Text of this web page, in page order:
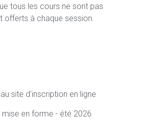
tous les cours ne sont pas
offerts à chaque session.
site d'inscription en ligne
mise en forme - été 2026